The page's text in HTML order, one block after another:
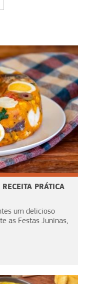
PRÁTICA
um delicioso
as Festas Juninas,